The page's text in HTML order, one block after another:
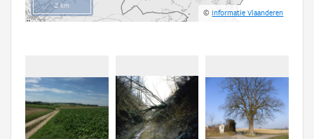
2 km
©Informatie Vlaanderen